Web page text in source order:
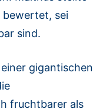
bewertet, sei
sind.
gigantischen
fruchtbarer als